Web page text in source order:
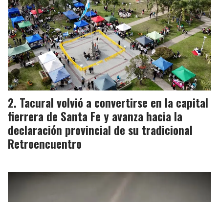
Tacural volvió a convertirse en la capital
fierrera de Santa Fe y avanza hacia la
declaración provincial de su tradicional
Retroencuentro